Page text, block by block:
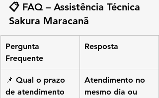
📋 FAQ – Assistência Técnica
Sakura Maracanã
Pergunta
Frequente
Resposta
📌 Qual o prazo
de atendimento
Atendimento no
mesmo dia ou